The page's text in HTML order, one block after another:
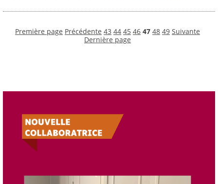
Première page Précédente 43 44 45 46 47 48 49 Suivante
Dernière page